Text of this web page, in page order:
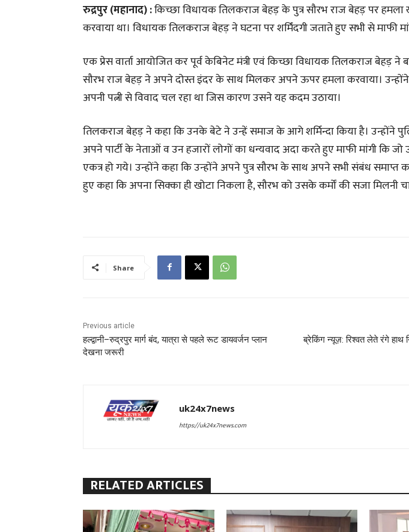
रुद्रपुर (महानाद) :किच्छा विधायक तिलकराज बेहड़ के पुत्र सौरभ राज बेहड़ पर हमला
करवाया था। विधायक तिलकराज बेहड़ ने घटना पर शर्मिंदगी जताते हुए सभी से माफी
एक प्रेस वार्ता आयोजित कर पूर्व केबिनेट मंत्री एवं किच्छा विधायक तिलकराज बेहड़ ने
सौरभ राज बेहड़ ने अपने दोस्त इंदर के साथ मिलकर अपने ऊपर हमला करवाया।
अपनी पत्नी से विवाद चल रहा था जिस कारण उसने यह कदम उठाया।
तिलकराज बेहड़ ने कहा कि उनके बेटे ने उन्हें समाज के आगे शर्मिन्दा किया है। उन्होंने
अपने पार्टी के नेताओं व उन हजारों लोगों का धन्यवाद अदा करते हुए माफी मांगी कि
एकत्र हो गये। उन्होंने कहा कि उन्होंने अपने पुत्र सौरभ के साथ अपने सभी संबंध समाप्त
हुए कहा कि अपना सिक्का ही खोटा निकला है, सौरभ को उसके कर्मों की सजा मिलनी
Share
Previous article
हल्द्वानी–रुद्रपुर मार्ग बंद, यात्रा से पहले रूट डायवर्जन प्लान
देखना जरूरी
ब्रेकिंग न्यूज़: रिश्वत लेते रंगे हाथ
uk24x7news
https://uk24x7news.com
RELATED ARTICLES